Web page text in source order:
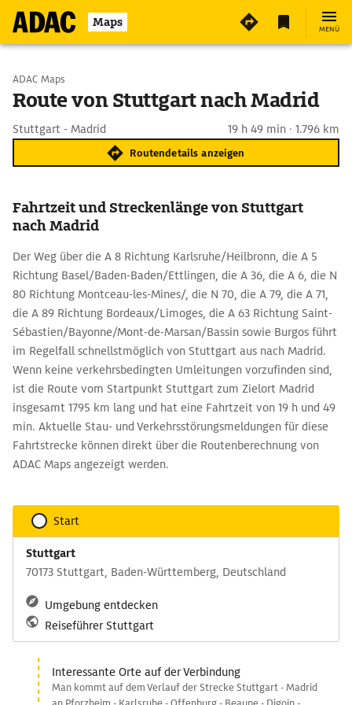
Maps MENÜ
Start wählen
ADAC Maps
Route von Stuttgart nach Madrid
Stuttgart - Madrid 19 h 49 min · 1.796 km
Routendetails anzeigen
Fahrtzeit und Streckenlänge von Stuttgart
nach Madrid
Der Weg über die A 8 Richtung Karlsruhe/Heilbronn, die A 5
Richtung Basel/Baden-Baden/Ettlingen, die A 36, die A 6, die N
80 Richtung Montceau-les-Mines/, die N 70, die A 79, die A 71,
die A 89 Richtung Bordeaux/Limoges, die A 63 Richtung Saint-
Sébastien/Bayonne/Mont-de-Marsan/Bassin sowie Burgos führt
im Regelfall schnellstmöglich von Stuttgart aus nach Madrid.
Wenn keine verkehrsbedingten Umleitungen vorzufinden sind,
ist die Route vom Startpunkt Stuttgart zum Zielort Madrid
insgesamt 1795 km lang und hat eine Fahrtzeit von 19 h und 49
min. Aktuelle Stau- und Verkehrsstörungsmeldungen für diese
Fahrtstrecke können direkt über die Routenberechnung von
ADAC Maps angezeigt werden.
Start
Stuttgart
70173 Stuttgart, Baden-Württemberg, Deutschland
Umgebung entdecken
Reiseführer Stuttgart
Interessante Orte auf der Verbindung
Man kommt auf dem Verlauf der Strecke Stuttgart - Madrid